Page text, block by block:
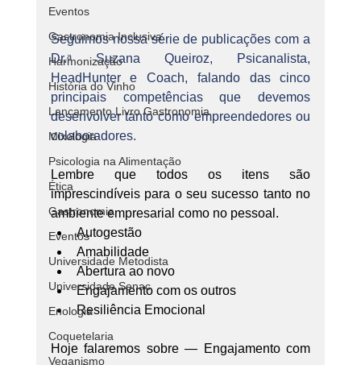
Eventos
Gastronomia Inclusiva
Harmonização
História do Vinho
Lançamento Livro Gastronomia
Mixologia
Psicologia na Alimentação
Ética
Gastronomia
Eventos
Universidade Metodista
Universidade Senac
Enologia
Coquetelaria
Veganismo
Seguimos nossa série de publicações com a
Dr.ᵃ Suzana Queiroz, Psicanalista,
HeadHunter e Coach, falando das cinco
principais competências que devemos
desenvolver tanto como empreendedores ou
colaboradores.
Lembre que todos os itens são
imprescindíveis para o seu sucesso tanto no
ambiente empresarial como no pessoal.
Autogestão
Amabilidade
Abertura ao novo
Engajamento com os outros
Resiliência Emocional
Hoje falaremos sobre — Engajamento com